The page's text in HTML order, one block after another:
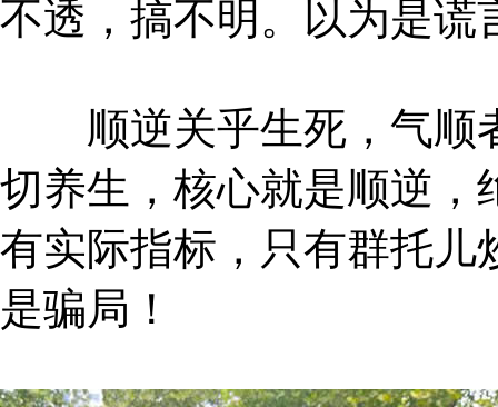
不透，搞不明。以为是谎
顺逆关乎生死，气顺
切养生，核心就是顺逆，
有实际指标，只有群托儿
是骗局！